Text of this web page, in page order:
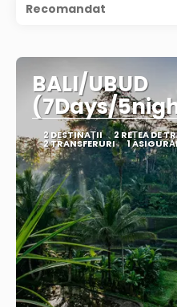
Recomandat
BALI/UBUD
(7Days/
2 DESTINAŢII 2 REȚEA DE
2 TRANSFERURI 1